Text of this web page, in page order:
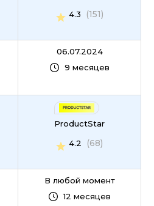
4.3
(151)
06.07.2024
9 месяцев
ProductStar
4.2
(68)
В любой момент
12 месяцев